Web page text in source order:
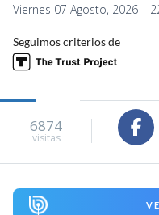
Viernes 07 Agosto, 2026 |
Seguimos criterios de
6874
visitas